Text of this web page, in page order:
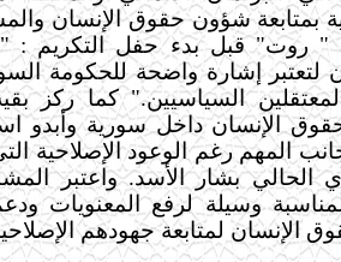
بمتابعة شؤون حقوق الإنسان
" روت" قبل بدء حفل التكريم :
لتعتبر إشارة واضحة للحكومة
السياسيين." كما ركز
الإنسان داخل سورية وأبدو
المهم رغم الوعود الإصلاحية
الحالي بشار الأسد. واعتبر
وسيلة لرفع المعنويات
الإنسان لمتابعة جهودهم